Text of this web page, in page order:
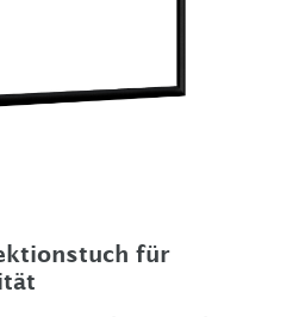
für